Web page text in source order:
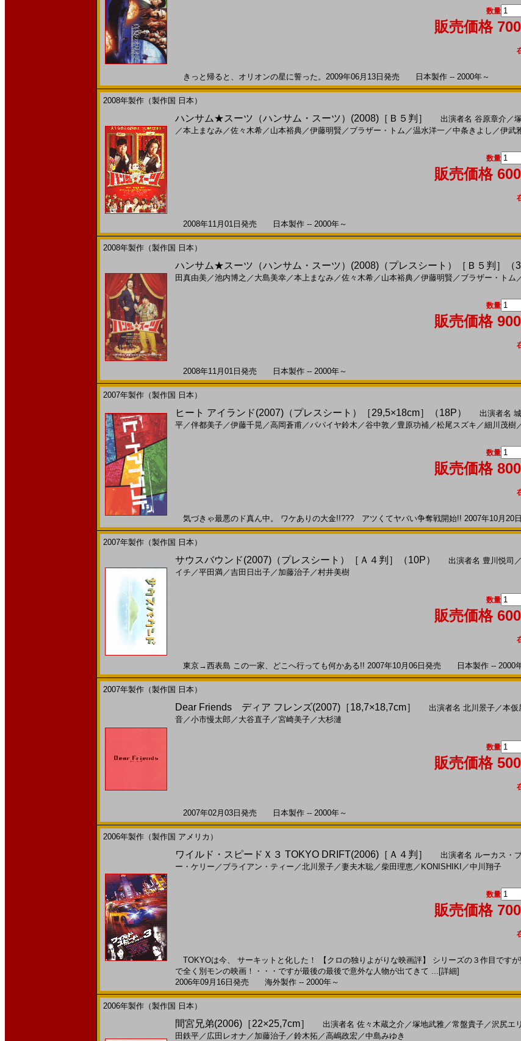
数量
販売価格
きっと帰ると、オリオンの星に誓った。2009年06月13日発売 日本製作 -- 2000年～
2008年製作（製作国 日本）
ハンサム★スーツ（ハンサム・スーツ）(2008)［Ｂ５判］ 出演者名 谷原章介 ／
／本上まなみ／佐々木希／ 山本裕典／伊藤明賢 ／ ブラザー・トム ／温水洋一 ／中条きよし ／伊武
数量
販売価格
2008年11月01日発売 日本製作 -- 2000年～
2008年製作（製作国 日本）
ハンサム★スーツ（ハンサム・スーツ）(2008)（プレスシート）［Ｂ５判］（
田真由美／池内博之 ／ 大島美幸／本上まなみ／佐々木希／ 山本裕典／伊藤明賢 ／ ブラザー・トム
数量
販売価格
2008年11月01日発売 日本製作 -- 2000年～
2007年製作（製作国 日本）
ヒート アイランド(2007)（プレスシート）［29,5×18cm］（18P） 出演者名
平／伴都美子／伊藤千晃／高岡蒼甫／パパイヤ鈴木 ／谷中敦／ 豊原功補／松尾スズキ ／細川茂樹
数量
販売価格
気づきゃ最悪のド真ん中。 ワケありの大金!!??? アツくてヤバい争奪戦開始!! 2007年10月
2007年製作（製作国 日本）
サウスバウンド(2007)（プレスシート）［Ａ４判］（10P） 出演者名 豊川悦司 ／
イチ ／平田満／吉田日出子／ 加藤治子／村井美樹
数量
販売価格
東京→西表島 この一家、どこへ行っても何かある!! 2007年10月06日発売 日本製作 -- 2000
2007年製作（製作国 日本）
Dear Friends ディア フレンズ(2007)［18,7×18,7cm］ 出演者名 北川景子／本仮
音／小市慢太郎 ／ 大谷直子／宮崎美子／ 大杉漣
数量
販売価格
2007年02月03日発売 日本製作 -- 2000年～
2006年製作（製作国 アメリカ）
ワイルド・スピードＸ３ TOKYO DRIFT(2006)［Ａ４判］ 出演者名 ルーカス・
ー・ケリー ／ ブライアン・ティー ／北川景子／妻夫木聡／柴田理恵／ KONISHIKI ／中川翔子
数量
販売価格
TOKYOは今、 サーキットと化した！ 【クロの独りよがりな映画評】 シリーズの３作目です
で全く別モンの映画！・・・ですが最後の最後で意外な人物が出てきて ... [詳細]
2006年09月16日発売 海外製作 -- 2000年～
2006年製作（製作国 日本）
間宮兄弟(2006)［22×25,7cm］ 出演者名 佐々木蔵之介 ／塚地武雅／常盤貴子／沢尻エ
田鉄平／ 広田レオナ ／ 加藤治子／鈴木拓 ／高嶋政宏／中島みゆき